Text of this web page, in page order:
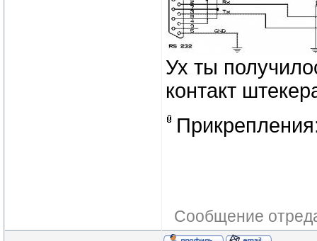
Ух ты
контакт
Сообщение